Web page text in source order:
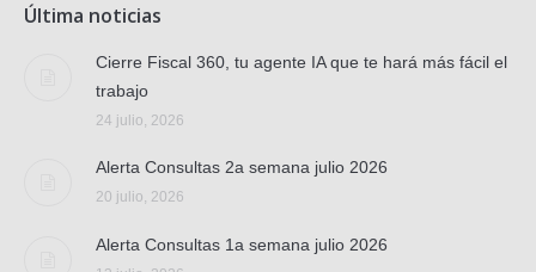
Última noticias
Cierre Fiscal 360, tu agente IA que te hará más fácil el
trabajo
24 julio, 2026
Alerta Consultas 2a semana julio 2026
20 julio, 2026
Alerta Consultas 1a semana julio 2026